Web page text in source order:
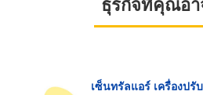
เซ็นทรัลแอร์ เครื่องปรั